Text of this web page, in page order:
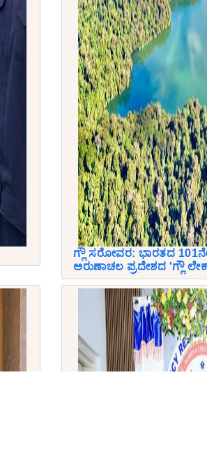
ಗ್ಲೌ ಸರೋವರ: ಭಾರತದ
ಅರುಣಾಚಲ ಪ್ರದೇಶದ 'ಗ್ಲೌ